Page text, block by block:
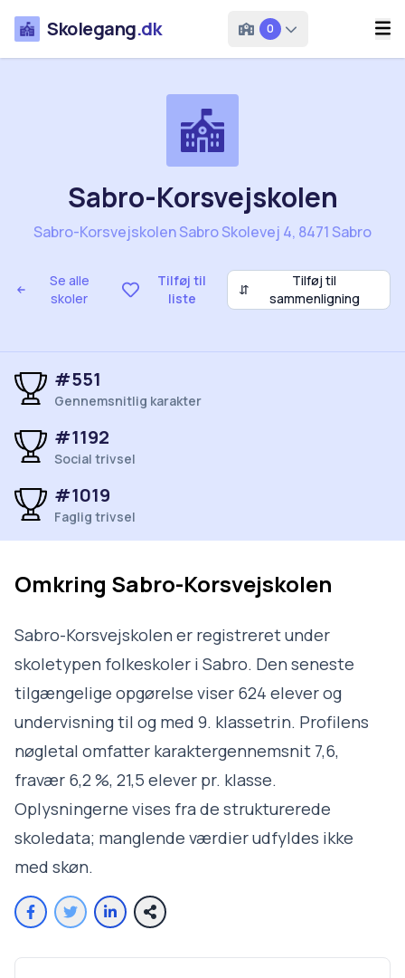
Skolegang.dk 0
Se alle
skoler
Tilføj til
liste
⇵
Tilføj til
sammenligning
Sabro-Korsvejskolen
Sabro-Korsvejskolen Sabro Skolevej 4, 8471 Sabro
#551
Gennemsnitlig karakter
#1192
Social trivsel
#1019
Faglig trivsel
Omkring Sabro-Korsvejskolen
Sabro-Korsvejskolen er registreret under
skoletypen folkeskoler i Sabro. Den seneste
tilgængelige opgørelse viser 624 elever og
undervisning til og med 9. klassetrin. Profilens
nøgletal omfatter karaktergennemsnit 7,6,
fravær 6,2 %, 21,5 elever pr. klasse.
Oplysningerne vises fra de strukturerede
skoledata; manglende værdier udfyldes ikke
med skøn.